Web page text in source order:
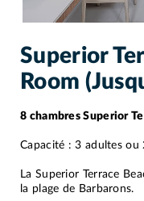
Superior
Room
8 chambres Superior
Capacité : 3 adultes
La Superior Terrace
la plage de Barbarons.